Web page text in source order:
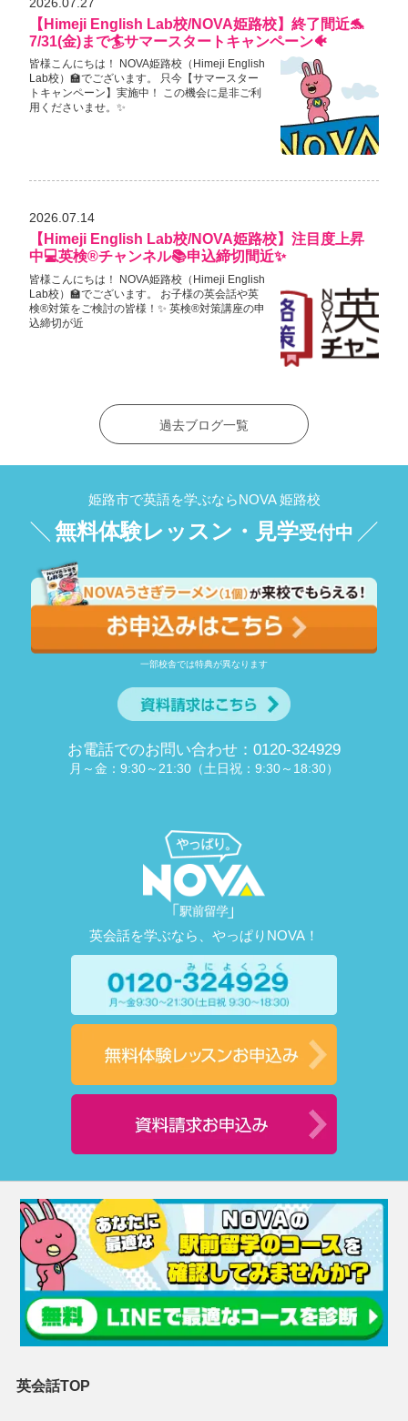
【Himeji English Lab校/NOVA姫路校】終了間近🐬
7/31(金)まで🏄サマースタートキャンペーン🐠
皆様こんにちは！ NOVA姫路校（Himeji English
Lab校）🏫でございます。 只今【サマースター
トキャンペーン】実施中！ この機会に是非ご利
用くださいませ。✨
【Himeji English Lab校/NOVA姫路校】注目度上昇
中💻英検®チャンネル📚申込締切間近✨
2026.07.14
皆様こんにちは！ NOVA姫路校（Himeji English
Lab校）🏫でございます。 お子様の英会話や英
検®対策をご検討の皆様！✨ 英検®対策講座の申
込締切が近
過去ブログ一覧
姫路市で英語を学ぶならNOVA 姫路校
無料体験レッスン・見学受付中
一部校舎では特典が異なります
お電話でのお問い合わせ：0120-324929
月～金：9:30～21:30（土日祝：9:30～18:30）
英会話を学ぶなら、やっぱりNOVA！
英会話TOP